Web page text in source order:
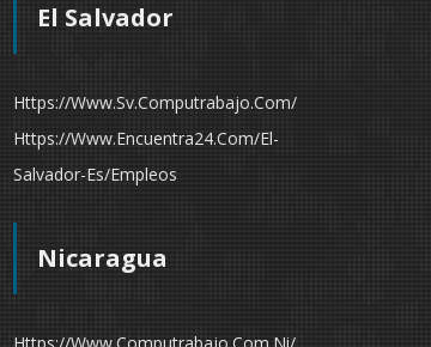
El Salvador
Https://www.sv.computrabajo.com/
Https://www.encuentra24.com/el-
Salvador-Es/empleos
Nicaragua